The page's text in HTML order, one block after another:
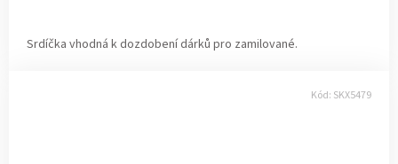
Srdíčka vhodná k dozdobení dárků pro zamilované.
Kód: SKX5479